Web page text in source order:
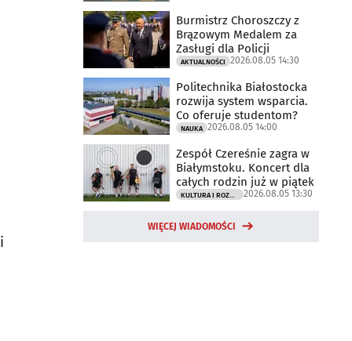
Burmistrz Choroszczy z
Brązowym Medalem za
Zasługi dla Policji
AKTUALNOŚCI 2026.08.05 14:30
Politechnika Białostocka
rozwija system wsparcia.
Co oferuje studentom?
NAUKA 2026.08.05 14:00
Zespół Czereśnie zagra w
Białymstoku. Koncert dla
całych rodzin już w piątek
2026.08.05 13:30
WIĘCEJ WIADOMOŚCI